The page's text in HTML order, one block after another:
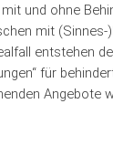
und ohne
mit (Sinnes-
entstehen
für
Angebote